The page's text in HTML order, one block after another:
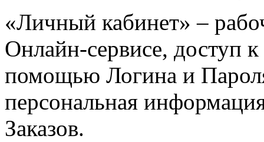
«Личный кабинет» –
Онлайн-сервисе, доступ
помощью Логина и
персональная
Заказов.